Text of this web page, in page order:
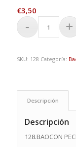
€3,50
SKU: 128 Categoría:
Descripción
Descripción
128.BAOCON